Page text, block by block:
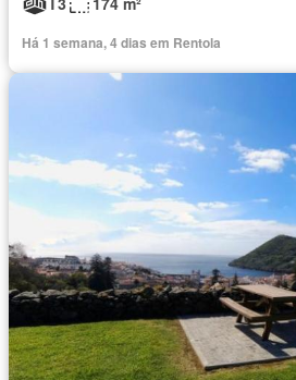
Há 1 semana, 4 dias em Rentola